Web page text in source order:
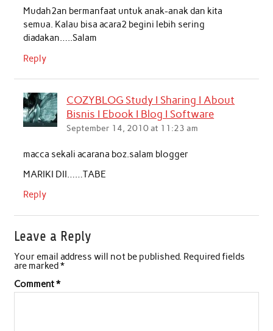
Mudah2an bermanfaat untuk anak-anak dan kita
semua. Kalau bisa acara2 begini lebih sering
diadakan…..Salam
Reply
COZYBLOG Study I Sharing I About
Bisnis I Ebook I Blog I Software
September 14, 2010 at 11:23 am
macca sekali acarana boz.salam blogger
MARIKI DII……TABE
Reply
Leave a Reply
Your email address will not be published. Required fields
are marked*
Comment*